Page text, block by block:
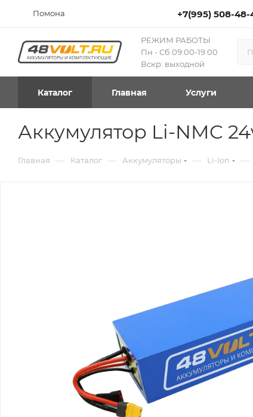
Помона +7(995) 508-48-
РЕЖИМ РАБОТЫ
Пн - Сб 09:00-19:00
Вскр: выходной
Каталог Главная Услуги
Аккумулятор Li-NMC
Главная — Каталог — Аккумуляторы — Li-Ion —